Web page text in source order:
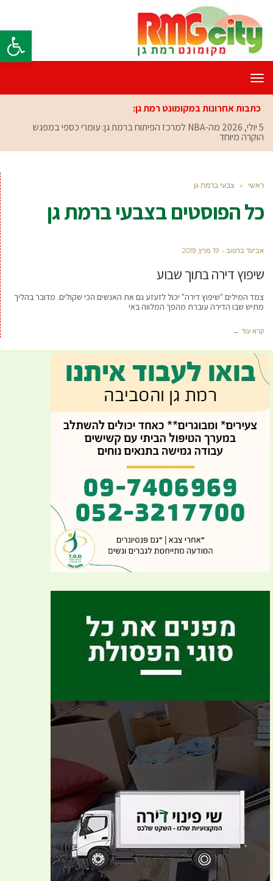
פתח
תפריט
כתבות אחרונות במקומונט רמת גן:
5 יולי, 2026
מה-NBA למרכז הפיתוח ברמת גן: עומרי כספי במפגש
הוקרה מיוחד
ראשי » צבעי ברמת גן
כל הפוסטים בצבעי ברמת גן
אביעד ברטוב 19 מרץ, 2019
שיפוץ דירה בתוך שבוע
צמד המילים "שיפוץ דירה" יכול לזעזע גם את האנשים הכי שקולים. מדובר בהליך
מתיש שבו הדירה עוברת מהפך המלווה באי
קרא עוד ←